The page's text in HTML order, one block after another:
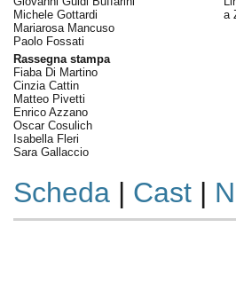
Michele Gottardi
Mariarosa Mancuso
Paolo Fossati
Rassegna stampa
Fiaba Di Martino
Cinzia Cattin
Matteo Pivetti
Enrico Azzano
Oscar Cosulich
Isabella Fleri
Sara Gallaccio
a
Scheda| Cast|